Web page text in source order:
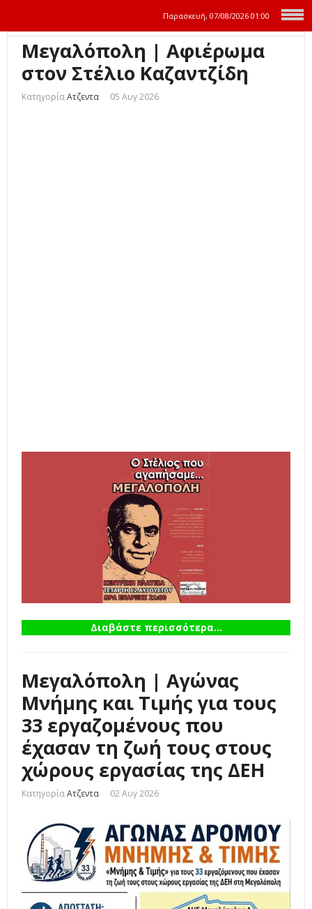
Παρασκευή, 07/08/2026 01:00
Μεγαλόπολη | Αφιέρωμα
στον Στέλιο Καζαντζίδη
ΚατηγορίαΑτζεντα 05 Αυγ 2026
Διαβάστε περισσότερα...
Μεγαλόπολη | Αγώνας
Μνήμης και Τιμής για τους
33 εργαζομένους που
έχασαν τη ζωή τους στους
χώρους εργασίας της ΔΕΗ
ΚατηγορίαΑτζεντα 02 Αυγ 2026